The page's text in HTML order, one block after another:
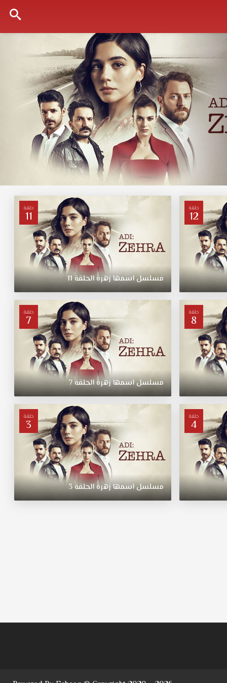
حلقة
12
حلقة
11
مسلسلاسمهازهرةالحلقة11
حلقة
8
حلقة
7
مسلسلاسمهازهرةالحلقة7
حلقة
4
حلقة
3
مسلسلاسمهازهرةالحلقة3